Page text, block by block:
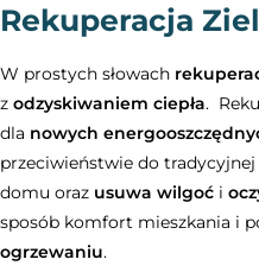
Rekuperacja
W prostych słowach
z odzyskiwaniem ciepła.
dla nowych
przeciwieństwie do
domu oraz usuwa wilgoć i
sposób komfort mieszkania i
ogrzewaniu.